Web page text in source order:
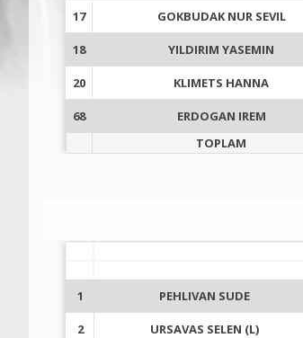
17 GOKBUDAK NUR SEVIL
18 YILDIRIM YASEMIN
20 KLIMETS HANNA
68 ERDOGAN IREM
TOPLAM
1 PEHLIVAN SUDE
2 URSAVAS SELEN (L)